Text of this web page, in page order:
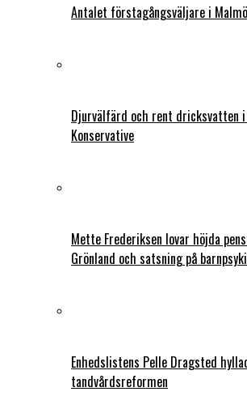
Antalet förstagångsväljare i
Djurvälfärd och rent dricksvatten
Konservative
Mette Frederiksen lovar höjda
Grönland och satsning på
Enhedslistens Pelle Dragsted
tandvårdsreformen